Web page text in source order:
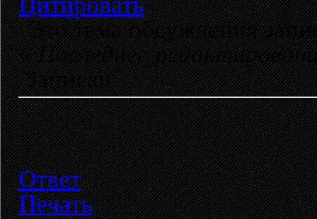
Это тема обсуждения
«Последнее
Записан
Ответ
Печать